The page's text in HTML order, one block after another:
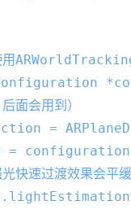
用
面会用到）
=
=
快速过渡效果会平